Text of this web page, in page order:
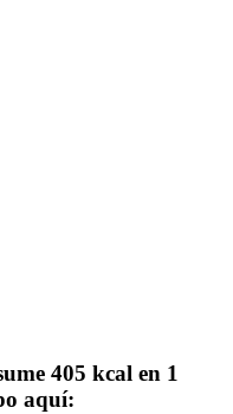
405 kcal en 1
aquí: